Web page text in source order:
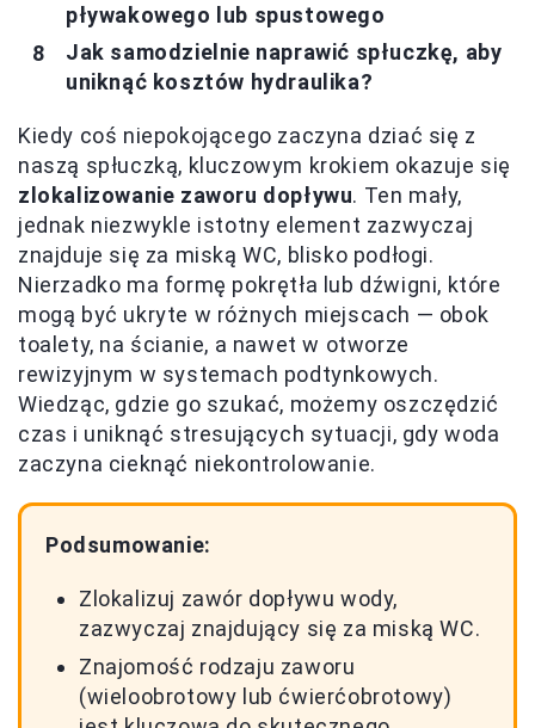
pływakowego lub spustowego
Jak samodzielnie naprawić spłuczkę, aby
uniknąć kosztów hydraulika?
Kiedy coś niepokojącego zaczyna dziać się z
naszą spłuczką, kluczowym krokiem okazuje się
zlokalizowanie zaworu dopływu. Ten mały,
jednak niezwykle istotny element zazwyczaj
znajduje się za miską WC, blisko podłogi.
Nierzadko ma formę pokrętła lub dźwigni, które
mogą być ukryte w różnych miejscach — obok
toalety, na ścianie, a nawet w otworze
rewizyjnym w systemach podtynkowych.
Wiedząc, gdzie go szukać, możemy oszczędzić
czas i uniknąć stresujących sytuacji, gdy woda
zaczyna cieknąć niekontrolowanie.
Podsumowanie:
Zlokalizuj zawór dopływu wody,
zazwyczaj znajdujący się za miską WC.
Znajomość rodzaju zaworu
(wieloobrotowy lub ćwierćobrotowy)